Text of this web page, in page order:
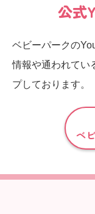
公式
ベビーパークの
情報や通われてい
プしております。
ベ